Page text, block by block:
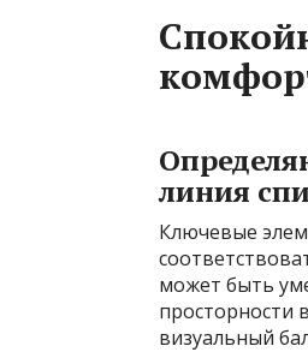
линия
Ключевые
может быть
просторности
визуальный